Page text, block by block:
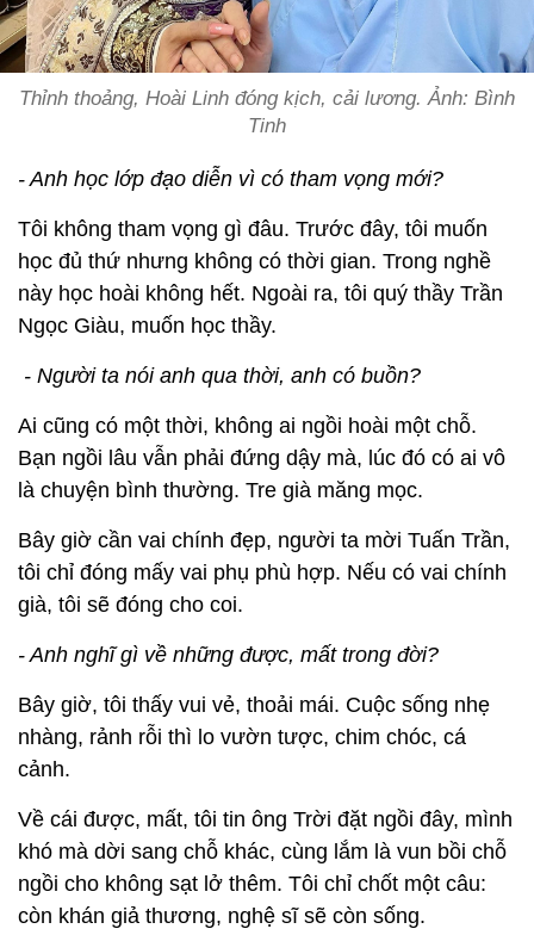
Thỉnh thoảng, Hoài Linh đóng kịch, cải lương. Ảnh: Bình
Tinh
- Anh học lớp đạo diễn vì có tham vọng mới?
Tôi không tham vọng gì đâu. Trước đây, tôi muốn
học đủ thứ nhưng không có thời gian. Trong nghề
này học hoài không hết. Ngoài ra, tôi quý thầy Trần
Ngọc Giàu, muốn học thầy.
- Người ta nói anh qua thời, anh có buồn?
Ai cũng có một thời, không ai ngồi hoài một chỗ.
Bạn ngồi lâu vẫn phải đứng dậy mà, lúc đó có ai vô
là chuyện bình thường. Tre già măng mọc.
Bây giờ cần vai chính đẹp, người ta mời Tuấn Trần,
tôi chỉ đóng mấy vai phụ phù hợp. Nếu có vai chính
già, tôi sẽ đóng cho coi.
- Anh nghĩ gì về những được, mất trong đời?
Bây giờ, tôi thấy vui vẻ, thoải mái. Cuộc sống nhẹ
nhàng, rảnh rỗi thì lo vườn tược, chim chóc, cá
cảnh.
Về cái được, mất, tôi tin ông Trời đặt ngồi đây, mình
khó mà dời sang chỗ khác, cùng lắm là vun bồi chỗ
ngồi cho không sạt lở thêm. Tôi chỉ chốt một câu:
còn khán giả thương, nghệ sĩ sẽ còn sống.